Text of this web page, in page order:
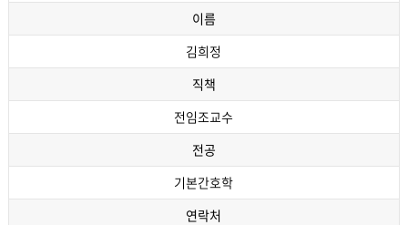
이름
김희정
직책
전임조교수
전공
기본간호학
연락처